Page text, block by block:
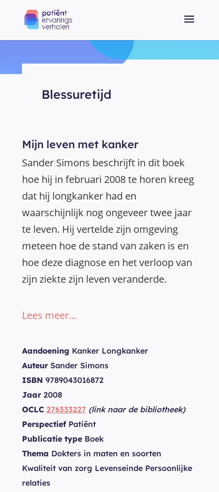
Blessuretijd
Mijn leven met kanker
Sander Simons beschrijft in dit boek
hoe hij in februari 2008 te horen kreeg
dat hij longkanker had en
waarschijnlijk nog ongeveer twee jaar
te leven. Hij vertelde zijn omgeving
meteen hoe de stand van zaken is en
hoe deze diagnose en het verloop van
zijn ziekte zijn leven veranderde.
Lees meer…
Aandoening Kanker Longkanker
Auteur Sander Simons
ISBN 9789043016872
Jaar 2008
OCLC 276333227 (link naar de bibliotheek)
PerspectiefPatiënt
Publicatie type Boek
Thema Dokters in maten en soorten
Kwaliteit van zorg Levenseinde Persoonlijke
relaties